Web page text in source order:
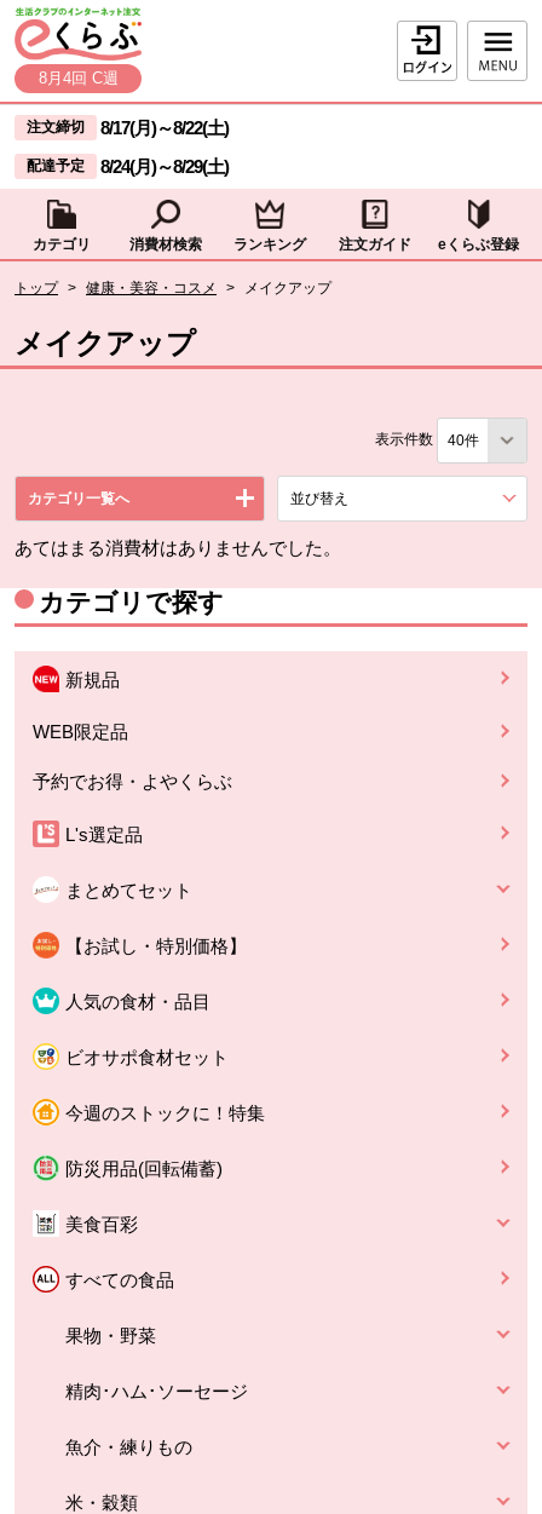
ページの先頭です。
本文へジャンプする。
8月4回 C週
ログイン
ここからサイト内共通メニューです。
サイト内共通メニューをスキップする
注文締切 8/17(月)～8/22(土)
配達予定 8/24(月)～8/29(土)
カテゴリ 消費材検索 ランキング 注文ガイド eくらぶ登録
トップ > 健康・美容・コスメ > メイクアップ
メイクアップ
表示件数
カテゴリ一覧へ 並び替え
あてはまる消費材はありませんでした。
カテゴリで探す
新規品
WEB限定品
予約でお得・よやくらぶ
L's選定品
まとめてセット
【お試し・特別価格】
人気の食材・品目
ビオサポ食材セット
今週のストックに！特集
防災用品(回転備蓄)
美食百彩
すべての食品
果物・野菜
精肉･ハム･ソーセージ
魚介・練りもの
米・穀類